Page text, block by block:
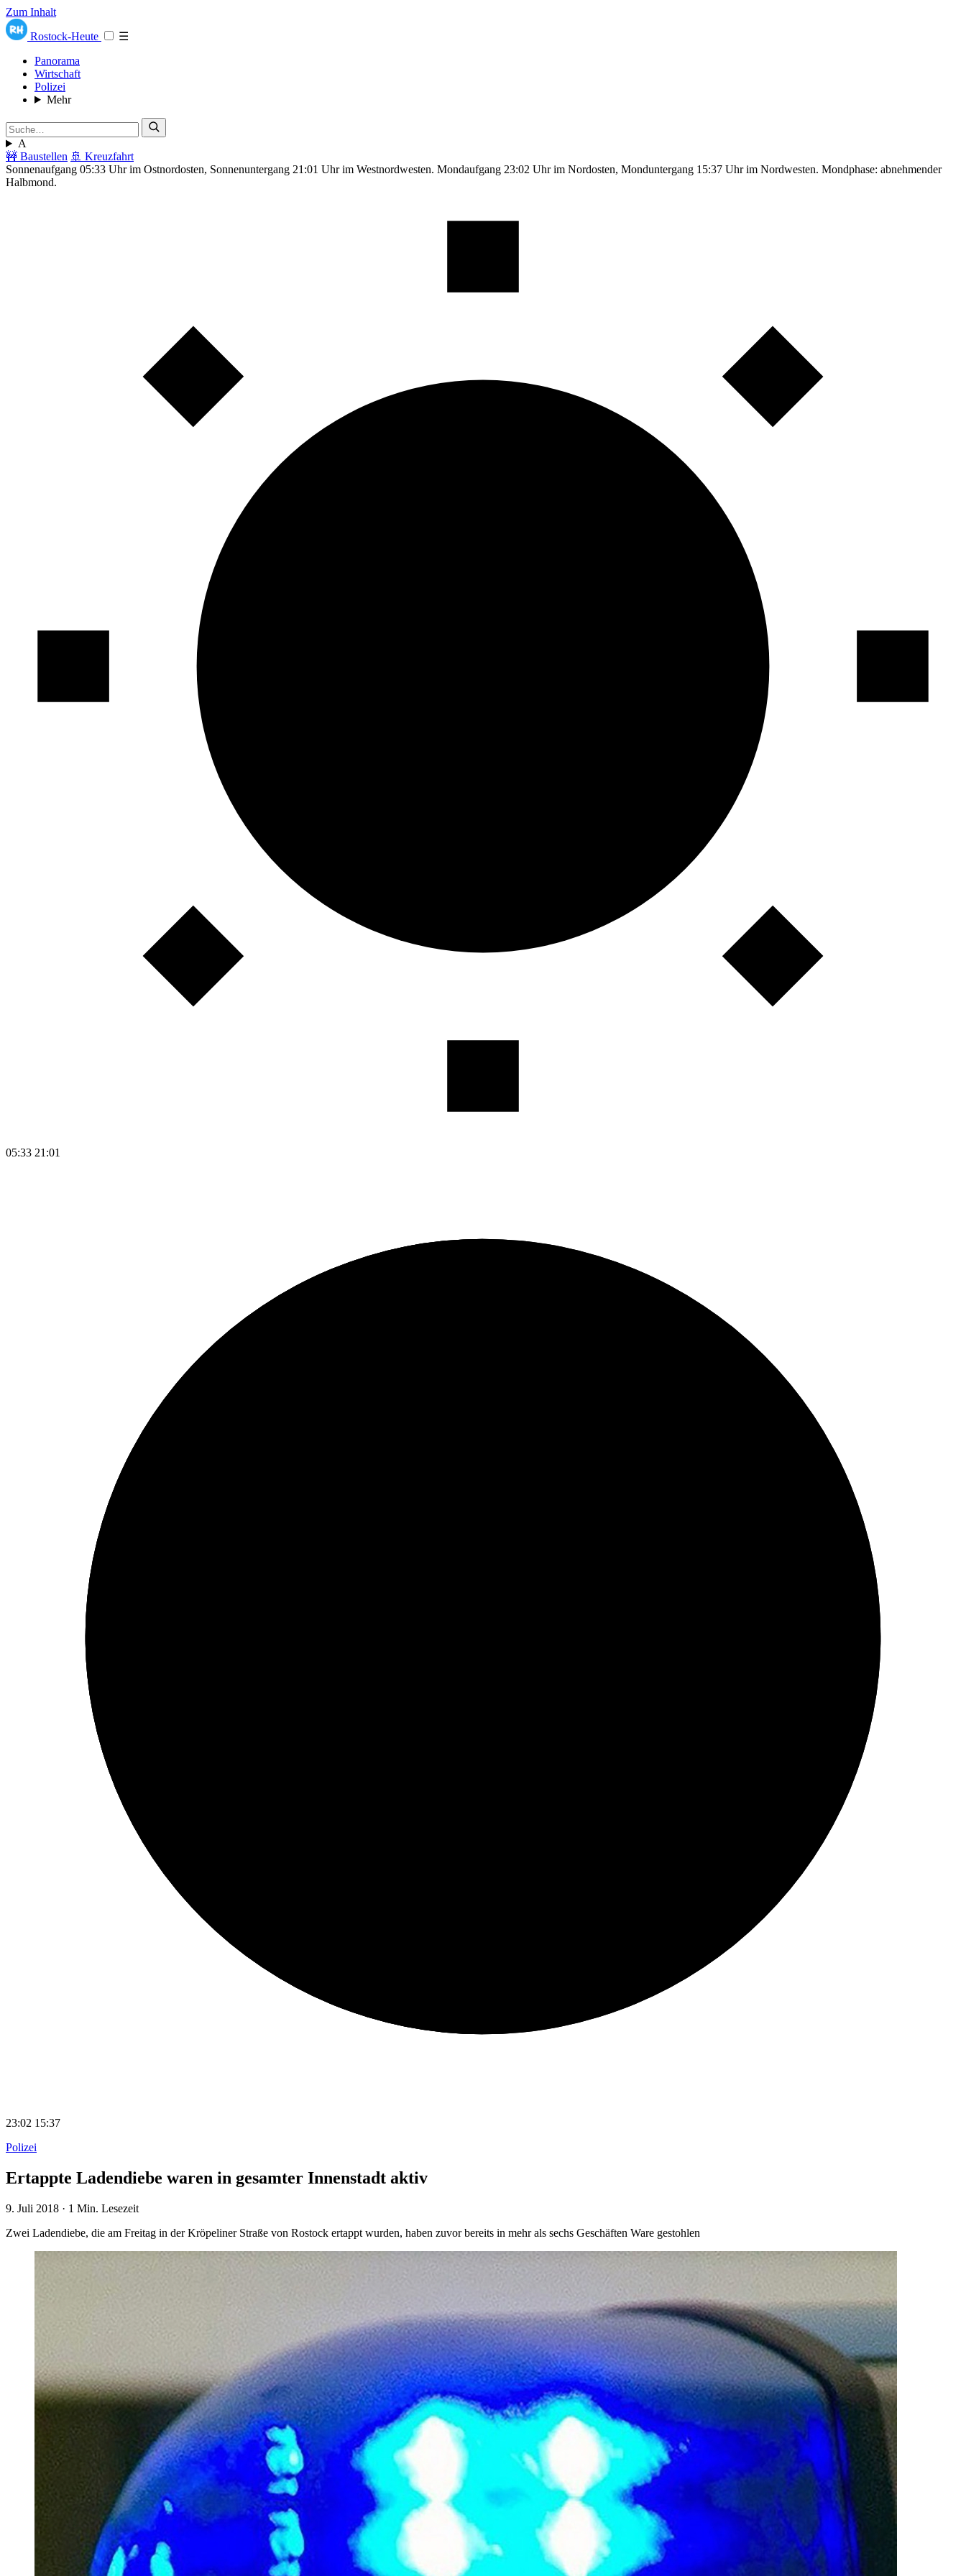
Zum Inhalt
Rostock-Heute
☰
Panorama
Wirtschaft
Polizei
Mehr
A
🚧 Baustellen 🚢 Kreuzfahrt
Sonnenaufgang 05:33 Uhr im Ostnordosten, Sonnenuntergang 21:01 Uhr im Westnordwesten. Mondaufgang 23:02 Uhr im Nordosten, Monduntergang 15:37 Uhr im Nordwesten. Mondphase: abnehmender
Halbmond.
05:33 21:01
23:02 15:37
Polizei
Ertappte Ladendiebe waren in gesamter Innenstadt aktiv
9. Juli 2018 · 1 Min. Lesezeit
Zwei Ladendiebe, die am Freitag in der Kröpeliner Straße von Rostock ertappt wurden, haben zuvor bereits in mehr als sechs Geschäften Ware gestohlen